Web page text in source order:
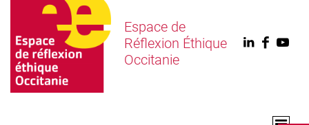
Espace de
Réflexion Éthique
Occitanie
Linkedin